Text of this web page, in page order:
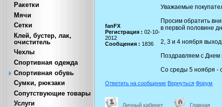
Ракетки
Мячи
Сетки
Клей, бустер, лак,
очиститель
Чехлы
Спортивная одежда
Спортивная обувь
Сумки, рюкзаки
Сопутствующие товары
Услуги
fanFX
Регистрация : 02-10-
2012
Сообщения : 1836
Уважаемые
Просим обратить
в первой половине
2, 3 и 4 ноября
Поздравляем с Днем
Со среды 5 ноября -
Ответить на сообщение Вернуться Форум
Личный кабинет Главная